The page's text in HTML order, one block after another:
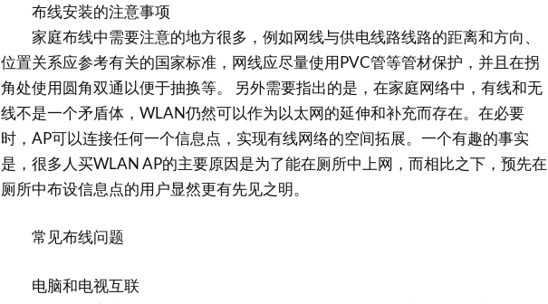
布线安装的注意事项
家庭布线中需要注意的地方很多，例如网线与供电线路线路的距离和方向、
位置关系应参考有关的国家标准，网线应尽量使用PVC管等管材保护，并且在拐
角处使用圆角双通以便于抽换等。 另外需要指出的是，在家庭网络中，有线和无
线不是一个矛盾体，WLAN仍然可以作为以太网的延伸和补充而存在。在必要
时，AP可以连接任何一个信息点，实现有线网络的空间拓展。一个有趣的事实
是，很多人买WLAN AP的主要原因是为了能在厕所中上网，而相比之下，预先在
厕所中布设信息点的用户显然更有先见之明。
常见布线问题
电脑和电视互联